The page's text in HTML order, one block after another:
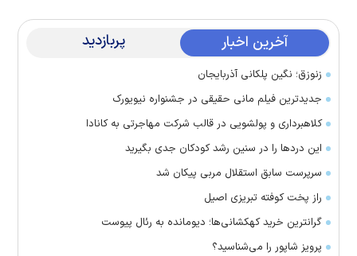
آخرین اخبار پربازدید
زنوزق؛ نگین پلکانی آذربایجان
جدیدترین فیلم مانی حقیقی در جشنواره نیویورک
کلاهبرداری و پولشویی در قالب شرکت مهاجرتی به کانادا
این درد‌ها را در سنین رشد کودکان جدی بگیرید
سرپرست سابق استقلال مربی پیکان شد
راز پخت کوفته تبریزی اصیل
گرانترین خرید کهکشانی‌ها؛ دیومانده به رئال پیوست
پرویز شاپور را می‌شناسید؟